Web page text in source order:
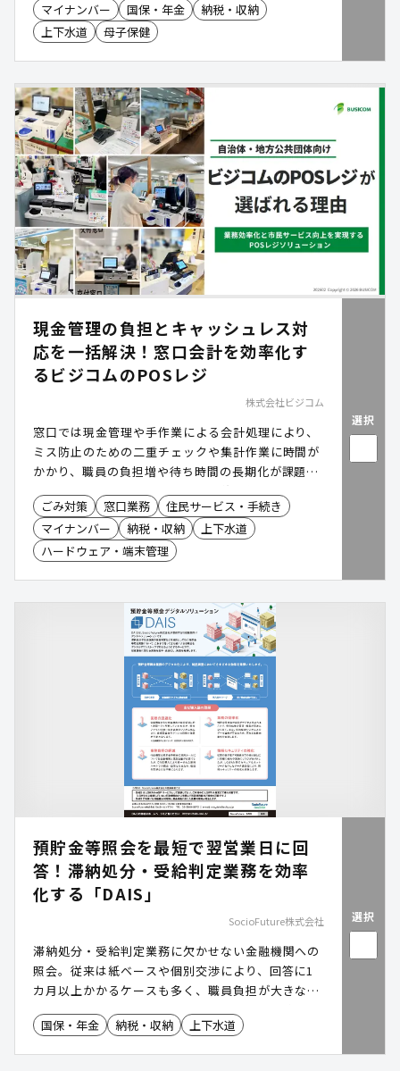
し、業務の効率化を実現します。
マイナンバー 国保・年金
納税・収納
上下水道
母子保健
現金管理の負担とキャッシュレス対
応を一括解決！窓口会計を効率化す
るビジコムのPOSレジ
株式会社ビジコム
窓口では現金管理や手作業による会計処理により、
ミス防止のための二重チェックや集計作業に時間が
かかり、職員の負担増や待ち時間の長期化が課題で
す。ビジコムのPOSレジは、自動釣り銭機やキャッ
シュレス決済、データ連携により、会計業務の効率
化と正確性向上を実現し、窓口業務の負担軽減と住
民サービス向上に貢献します。
ごみ対策 窓口業務
住民サービス・手続き
マイナンバー
納税・収納
上下水道
ハードウェア・端末管理
選択
預貯金等照会を最短で翌営業日に回
答！滞納処分・受給判定業務を効率
化する「DAIS」
SocioFuture株式会社
滞納処分・受給判定業務に欠かせない金融機関への
照会。従来は紙ベースや個別交渉により、回答に1
カ月以上かかるケースも多く、職員負担が大きな課
題でした。DAISは、LGWAN-ASPサービスで全国の
金融機関と安全・迅速につながる共同利用型サービ
国保・年金 納税・収納 上下水道
選択